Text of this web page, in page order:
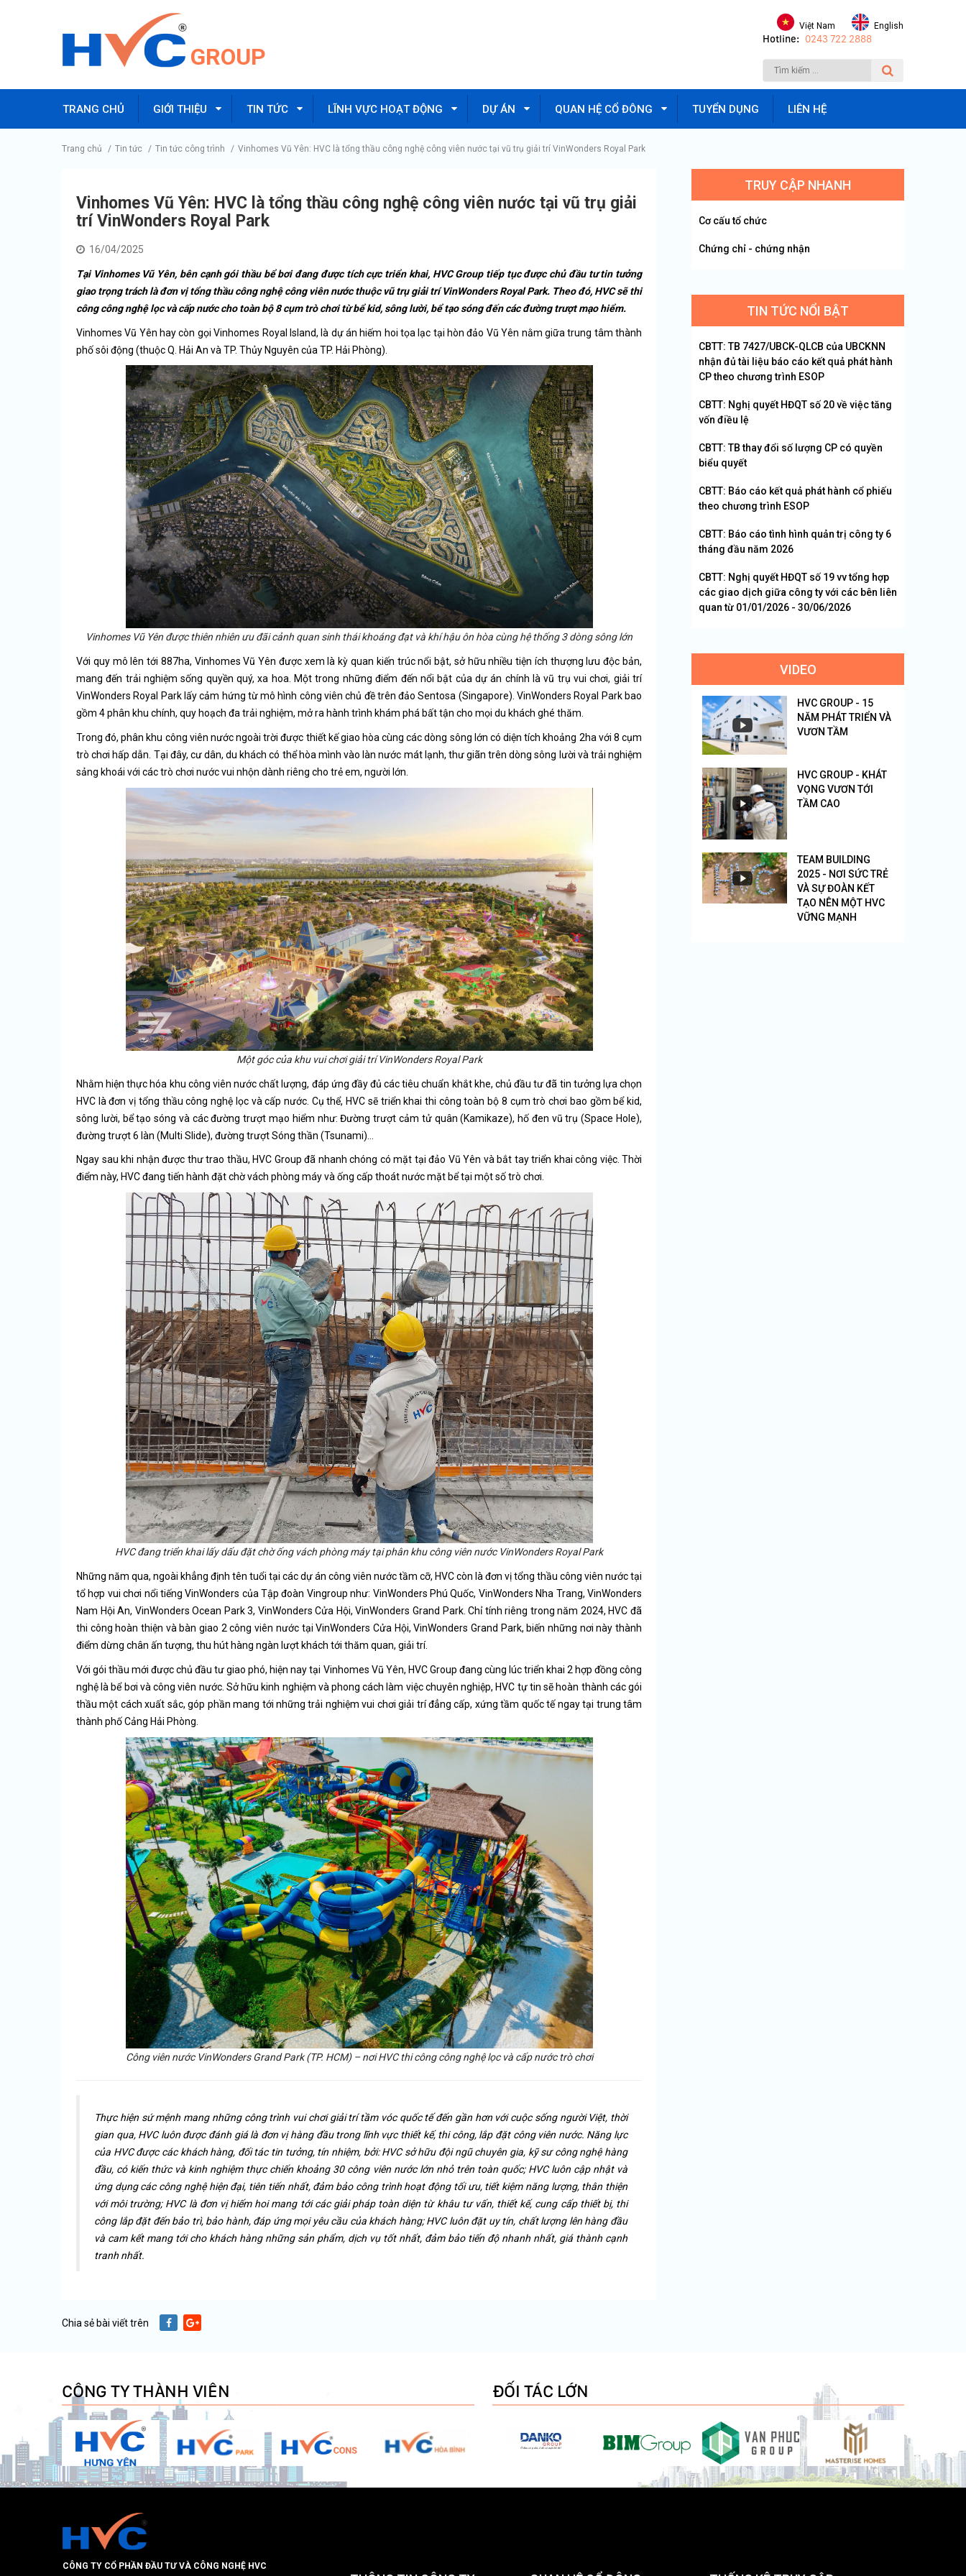
GROUP
Việt Nam English
Hotline: 0243 722 2888
TRANG CHỦ GIỚI THIỆU TIN TỨC LĨNH VỰC HOẠT ĐỘNG DỰ ÁN QUAN HỆ CỔ ĐÔNG TUYỂN DỤNG LIÊN HỆ
Trang chủ / Tin tức / Tin tức công trình / Vinhomes Vũ Yên: HVC là tổng thầu công nghệ công viên nước tại vũ trụ giải trí VinWonders Royal Park
Vinhomes Vũ Yên: HVC là tổng thầu công nghệ công viên nước tại vũ trụ giải
trí VinWonders Royal Park
16/04/2025
Tại Vinhomes Vũ Yên, bên cạnh gói thầu bể bơi đang được tích cực triển khai, HVC Group tiếp tục được chủ đầu tư tin tưởng
giao trọng trách là đơn vị tổng thầu công nghệ công viên nước thuộc vũ trụ giải trí VinWondersRoyal Park. Theo đó, HVC sẽ thi
công công nghệ lọc và cấp nước cho toàn bộ 8 cụm trò chơi từ bể kid, sông lười, bể tạo sóng đến các đường trượt mạo hiểm.
Vinhomes Vũ Yên hay còn gọi Vinhomes Royal Island, là dự án hiếm hoi tọa lạc tại hòn đảo Vũ Yên nằm giữa trung tâm thành
phố sôi động (thuộc Q. Hải An và TP. Thủy Nguyên của TP. Hải Phòng).
Vinhomes Vũ Yên được thiên nhiên ưu đãi cảnh quan sinh thái khoáng đạt và khí hậu ôn hòa cùng hệ thống 3 dòng sông lớn
Với quy mô lên tới 887ha, Vinhomes Vũ Yên được xem là kỳ quan kiến trúc nổi bật, sở hữu nhiều tiện ích thượng lưu độc bản,
mang đến trải nghiệm sống quyền quý, xa hoa. Một trong những điểm đến nổi bật của dự án chính là vũ trụ vui chơi, giải trí
VinWonders Royal Park lấy cảm hứng từ mô hình công viên chủ đề trên đảo Sentosa (Singapore). VinWonders Royal Park bao
gồm 4 phân khu chính, quy hoạch đa trải nghiệm, mở ra hành trình khám phá bất tận cho mọi du khách ghé thăm.
Trong đó, phân khu công viên nước ngoài trời được thiết kế giao hòa cùng các dòng sông lớn có diện tích khoảng 2ha với 8 cụm
trò chơi hấp dẫn. Tại đây, cư dân, du khách có thể hòa mình vào làn nước mát lạnh, thư giãn trên dòng sông lười và trải nghiệm
sảng khoái với các trò chơi nước vui nhộn dành riêng cho trẻ em, người lớn.
Một góc của khu vui chơi giải trí VinWondersRoyal Park
Nhằm hiện thực hóa khu công viên nước chất lượng, đáp ứng đầy đủ các tiêu chuẩn khắt khe, chủ đầu tư đã tin tưởng lựa chọn
HVC là đơn vị tổng thầu công nghệ lọc và cấp nước. Cụ thể, HVC sẽ triển khai thi công toàn bộ 8 cụm trò chơi bao gồm bể kid,
sông lười, bể tạo sóng và các đường trượt mạo hiểm như: Đường trượt cảm tử quân (Kamikaze), hố đen vũ trụ (Space Hole),
đường trượt 6 làn (Multi Slide), đường trượt Sóng thần (Tsunami)…
Ngay sau khi nhận được thư trao thầu, HVC Group đã nhanh chóng có mặt tại đảo Vũ Yên và bắt tay triển khai công việc. Thời
điểm này, HVC đang tiến hành đặt chờ vách phòng máy và ống cấp thoát nước mặt bể tại một số trò chơi.
HVC đang triển khai lấy dấu đặt chờ ống vách phòng máy tại phân khu công viên nước VinWondersRoyal Park
Những năm qua, ngoài khẳng định tên tuổi tại các dự án công viên nước tầm cỡ, HVC còn là đơn vị tổng thầu công viên nước tại
tổ hợp vui chơi nổi tiếng VinWonders của Tập đoàn Vingroup như: VinWonders Phú Quốc, VinWonders Nha Trang, VinWonders
Nam Hội An, VinWonders Ocean Park 3, VinWonders Cửa Hội, VinWonders Grand Park. Chỉ tính riêng trong năm 2024, HVC đã
thi công hoàn thiện và bàn giao 2 công viên nước tại VinWonders Cửa Hội, VinWonders Grand Park, biến những nơi này thành
điểm dừng chân ấn tượng, thu hút hàng ngàn lượt khách tới thăm quan, giải trí.
Với gói thầu mới được chủ đầu tư giao phó, hiện nay tại Vinhomes Vũ Yên, HVC Group đang cùng lúc triển khai 2 hợp đồng công
nghệ là bể bơi và công viên nước. Sở hữu kinh nghiệm và phong cách làm việc chuyên nghiệp, HVC tự tin sẽ hoàn thành các gói
thầu một cách xuất sắc, góp phần mang tới những trải nghiệm vui chơi giải trí đẳng cấp, xứng tầm quốc tế ngay tại trung tâm
thành phố Cảng Hải Phòng.
Công viên nước VinWonders Grand Park (TP. HCM) – nơi HVC thi công công nghệ lọc và cấp nước trò chơi
Thực hiện sứ mệnh mang những công trình vui chơi giải trí tầm vóc quốc tế đến gần hơn với cuộc sống người Việt, thời
gian qua, HVC luôn được đánh giá là đơn vị hàng đầu trong lĩnh vực thiết kế, thi công, lắp đặt công viên nước. Năng lực
của HVC được các khách hàng, đối tác tin tưởng, tín nhiệm, bởi: HVC sở hữu đội ngũ chuyên gia, kỹ sư công nghệ hàng
đầu, có kiến thức và kinh nghiệm thực chiến khoảng 30 công viên nước lớn nhỏ trên toàn quốc; HVC luôn cập nhật và
ứng dụng các công nghệ hiện đại, tiên tiến nhất, đảm bảo công trình hoạt động tối ưu, tiết kiệm năng lượng, thân thiện
với môi trường; HVC là đơn vị hiếm hoi mang tới các giải pháp toàn diện từ khâu tư vấn, thiết kế, cung cấp thiết bị, thi
công lắp đặt đến bảo trì, bảo hành, đáp ứng mọi yêu cầu của khách hàng; HVC luôn đặt uy tín, chất lượng lên hàng đầu
và cam kết mang tới cho khách hàng những sản phẩm, dịch vụ tốt nhất, đảm bảo tiến độ nhanh nhất, giá thành cạnh
tranh nhất.
Chia sẻ bài viết trên
TRUY CẬP NHANH
Cơ cấu tổ chức
Chứng chỉ - chứng nhận
TIN TỨC NỔI BẬT
CBTT: TB 7427/UBCK-QLCB của UBCKNN
nhận đủ tài liệu báo cáo kết quả phát hành
CP theo chương trình ESOP
CBTT: Nghị quyết HĐQT số 20 về việc tăng
vốn điều lệ
CBTT: TB thay đổi số lượng CP có quyền
biểu quyết
CBTT: Báo cáo kết quả phát hành cổ phiếu
theo chương trình ESOP
CBTT: Báo cáo tình hình quản trị công ty 6
tháng đầu năm 2026
CBTT: Nghị quyết HĐQT số 19 vv tổng hợp
các giao dịch giữa công ty với các bên liên
quan từ 01/01/2026 - 30/06/2026
VIDEO
HVC GROUP - 15
NĂM PHÁT TRIỂN VÀ
VƯƠN TẦM
HVC GROUP - KHÁT
VỌNG VƯƠN TỚI
TẦM CAO
TEAM BUILDING
2025 - NƠI SỨC TRẺ
VÀ SỰ ĐOÀN KẾT
TẠO NÊN MỘT HVC
VỮNG MẠNH
CÔNG TY THÀNH VIÊN ĐỐI TÁC LỚN
CÔNG TY CỔ PHẦN ĐẦU TƯ VÀ CÔNG NGHỆ HVC